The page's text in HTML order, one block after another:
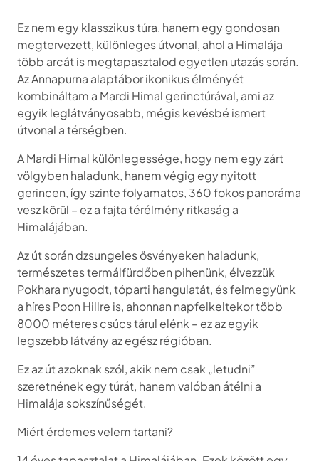
Ez nem egy klasszikus túra, hanem egy gondosan
megtervezett, különleges útvonal, ahol a Himalája
több arcát is megtapasztalod egyetlen utazás során.
Az Annapurna alaptábor ikonikus élményét
kombináltam a Mardi Himal gerinctúrával, ami az
egyik leglátványosabb, mégis kevésbé ismert
útvonal a térségben.
A Mardi Himal különlegessége, hogy nem egy zárt
völgyben haladunk, hanem végig egy nyitott
gerincen, így szinte folyamatos, 360 fokos panoráma
vesz körül – ez a fajta térélmény ritkaság a
Himalájában.
Az út során dzsungeles ösvényeken haladunk,
természetes termálfürdőben pihenünk, élvezzük
Pokhara nyugodt, tóparti hangulatát, és felmegyünk
a híres Poon Hillre is, ahonnan napfelkeltekor több
8000 méteres csúcs tárul elénk – ez az egyik
legszebb látvány az egész régióban.
Ez az út azoknak szól, akik nem csak „letudni”
szeretnének egy túrát, hanem valóban átélni a
Himalája sokszínűségét.
Miért érdemes velem tartani?